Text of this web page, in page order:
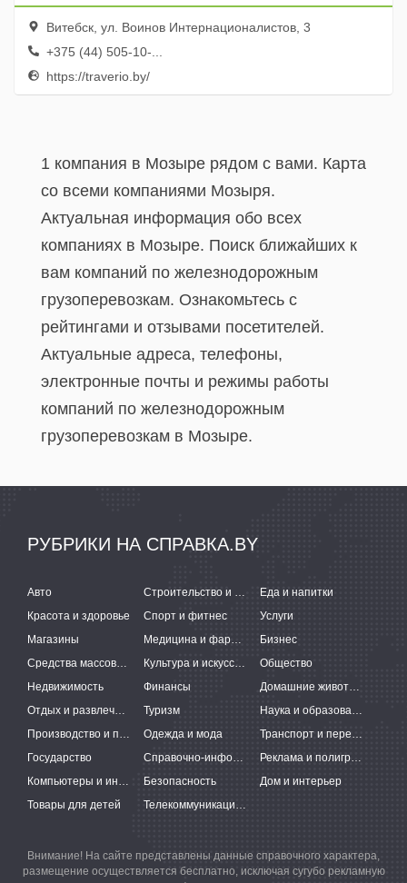
Витебск, ул. Воинов Интернационалистов, 3
+375 (44) 505-10-...
https://traverio.by/
1 компания в Мозыре рядом с вами. Карта
со всеми компаниями Мозыря.
Актуальная информация обо всех
компаниях в Мозыре. Поиск ближайших к
вам компаний по железнодорожным
грузоперевозкам. Ознакомьтесь с
рейтингами и отзывами посетителей.
Актуальные адреса, телефоны,
электронные почты и режимы работы
компаний по железнодорожным
грузоперевозкам в Мозыре.
РУБРИКИ НА СПРАВКА.BY
Авто Строительство и ремонт
Еда и напитки
Красота и здоровье
Спорт и фитнес
Услуги
Магазины
Медицина и фармацевтика
Бизнес
Средства массовой информации
Культура и искусство
Общество
Недвижимость
Финансы
Домашние животные
Отдых и развлечения
Туризм
Наука и образование
Производство и поставки
Одежда и мода
Транспорт и перевозки
Государство
Справочно-информационные системы
Реклама и полиграфия
Компьютеры и интернет
Безопасность
Дом и интерьер
Товары для детей
Телекоммуникации и связь
Внимание! На сайте представлены данные справочного характера,
размещение осуществляется бесплатно, исключая сугубо рекламную